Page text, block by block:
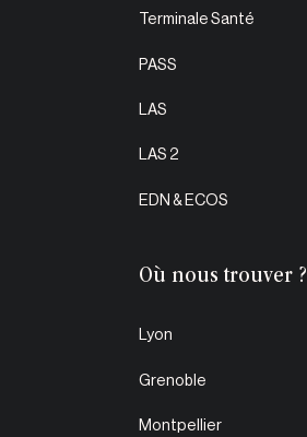
Terminale Santé
PASS
LAS
LAS 2
EDN & ECOS
Où nous trouver ?
Lyon
Grenoble
Montpellier